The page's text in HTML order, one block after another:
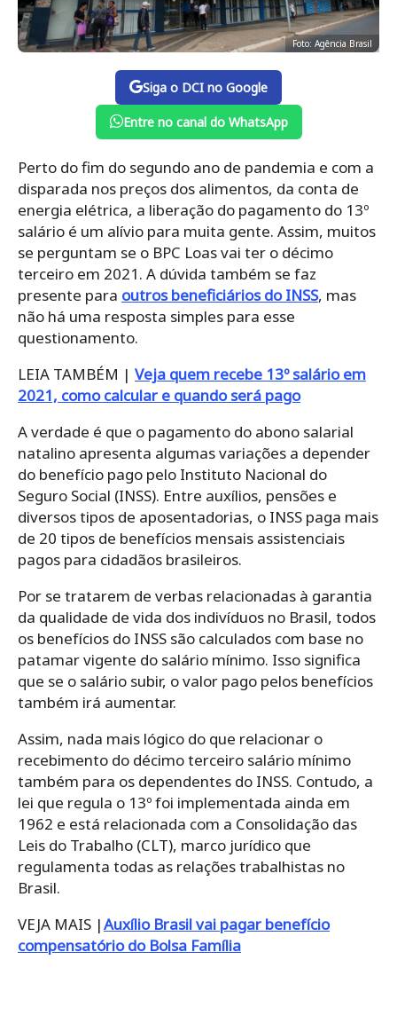
Foto: Agência Brasil
Siga o DCI no Google
Entre no canal do WhatsApp
Perto do fim do segundo ano de pandemia e com a
disparada nos preços dos alimentos, da conta de
energia elétrica, a liberação do pagamento do 13º
salário é um alívio para muita gente. Assim, muitos
se perguntam se o BPC Loas vai ter o décimo
terceiro em 2021. A dúvida também se faz
presente para outros beneficiários do INSS, mas
não há uma resposta simples para esse
questionamento.
LEIA TAMBÉM | Veja quem recebe 13º salário em
2021, como calcular e quando será pago
A verdade é que o pagamento do abono salarial
natalino apresenta algumas variações a depender
do benefício pago pelo Instituto Nacional do
Seguro Social (INSS). Entre auxílios, pensões e
diversos tipos de aposentadorias, o INSS paga mais
de 20 tipos de benefícios mensais assistenciais
pagos para cidadãos brasileiros.
Por se tratarem de verbas relacionadas à garantia
da qualidade de vida dos indivíduos no Brasil, todos
os benefícios do INSS são calculados com base no
patamar vigente do salário mínimo. Isso significa
que se o salário subir, o valor pago pelos benefícios
também irá aumentar.
Assim, nada mais lógico do que relacionar o
recebimento do décimo terceiro salário mínimo
também para os dependentes do INSS. Contudo, a
lei que regula o 13º foi implementada ainda em
1962 e está relacionada com a Consolidação das
Leis do Trabalho (CLT), marco jurídico que
regulamenta todas as relações trabalhistas no
Brasil.
VEJA MAIS |Auxílio Brasil vai pagar benefício
compensatório do Bolsa Família